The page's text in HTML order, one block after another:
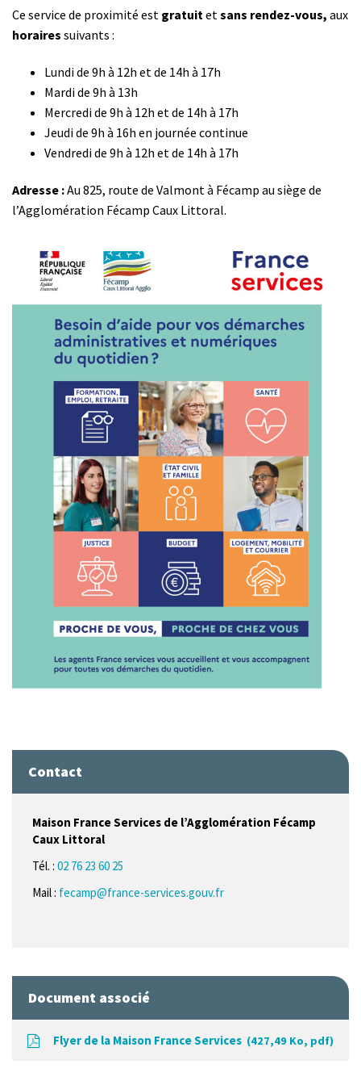
Ce service de proximité est gratuitetsans rendez-vous, aux
horaires suivants :
Lundi de 9h à 12h et de 14h à 17h
Mardi de 9h à 13h
Mercredi de 9h à 12h et de 14h à 17h
Jeudi de 9h à 16h en journée continue
Vendredi de 9h à 12h et de 14h à 17h
Adresse :Au 825, route de Valmont à Fécamp au siège de
l’Agglomération Fécamp Caux Littoral.
Contact
Maison France Services de l’Agglomération Fécamp
Caux Littoral
Tél. : 02 76 23 60 25
Mail : fecamp@france-services.gouv.fr
Document associé
Flyer de la Maison France Services 427,49 Ko, pdf